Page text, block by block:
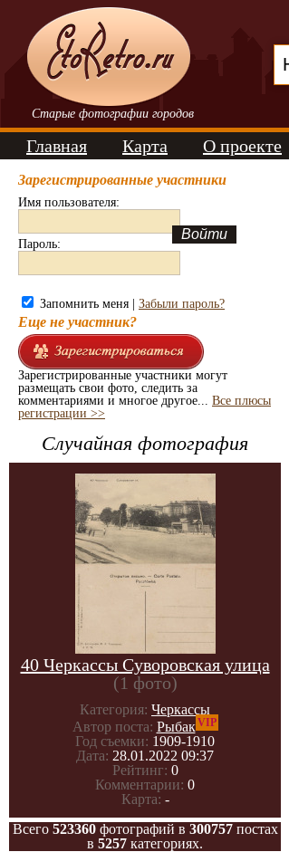
Старые фотографии городов
Главная Карта О проекте
Зарегистрированные участники
Имя пользователя:
Пароль:
Запомнить меня | Забыли пароль?
Еще не участник?
Зарегистрированные участники могут
размещать свои фото, следить за
комментариями и многое другое... Все плюсы
регистрации >>
Случайная фотография
40 Черкассы Суворовская улица
(1 фото)
Категория: Черкасcы
Автор поста: РыбакVIP
Год съемки: 1909-1910
Дата: 28.01.2022 09:37
Рейтинг: 0
Комментарии: 0
Карта: -
Всего 523360фотографий в 300757постах
в 5257 категориях.